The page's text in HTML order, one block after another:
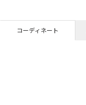
コーディネート